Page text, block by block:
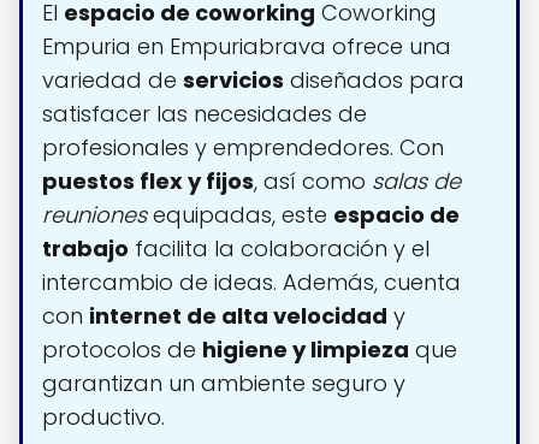
El espacio de coworking Coworking
Empuria en Empuriabrava ofrece una
variedad de servicios diseñados para
satisfacer las necesidades de
profesionales y emprendedores. Con
puestos flex y fijos, así como salas de
reunionesequipadas, este espacio de
trabajo facilita la colaboración y el
intercambio de ideas. Además, cuenta
con internet de alta velocidad y
protocolos de higiene y limpieza que
garantizan un ambiente seguro y
productivo.